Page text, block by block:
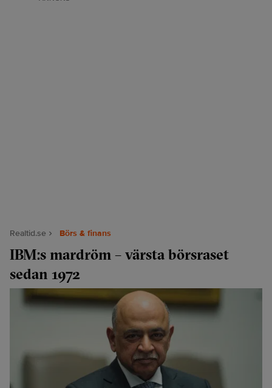
Realtid.se Börs & finans
IBM:s mardröm – värsta börsraset
sedan 1972